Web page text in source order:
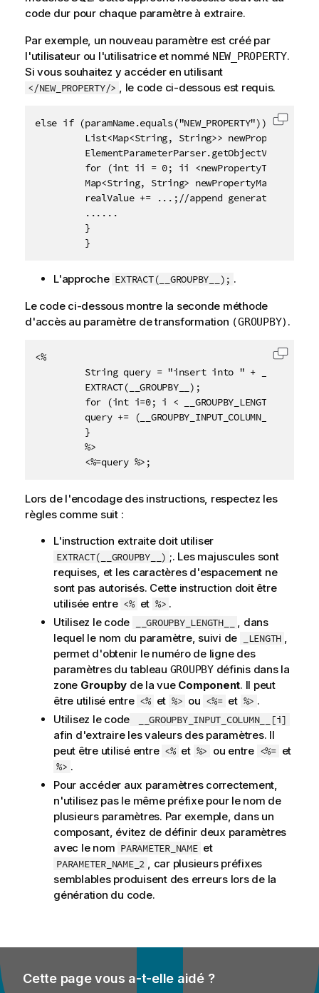
code dur pour chaque paramètre à extraire.
Par exemple, un nouveau paramètre est créé par
l'utilisateur ou l'utilisatrice et nommé NEW_PROPERTY.
Si vous souhaitez y accéder en utilisant
</NEW_PROPERTY/> , le code ci-dessous est requis.
else if (paramName.equals("NEW_PROPERTY")) {
List<Map<String, String>>
for (int ii = 0; ii
Map<String, String> newPropertyMap
         realValue += ...;//append generated codes
         ......
         }
         }
Copier
L'approche EXTRACT(__GROUPBY__); .
Le code ci-dessous montre la seconde méthode
d'accès au paramètre de transformation (GROUPBY) .
<%
String query = "insert into " +
         EXTRACT(__GROUPBY__);
for (int i=0; i < __GROUPBY_LENGTH__ ;
query += (__GROUPBY_INPUT_COLUMN__[i] + "
         }
         %>
         <%=query %>;
Copier
Lors de l'encodage des instructions, respectez les
règles comme suit :
L'instruction extraite doit utiliser
EXTRACT(__GROUPBY__) ;. Les majuscules sont
requises, et les caractères d'espacement ne
sont pas autorisés. Cette instruction doit être
utilisée entre <% et %> .
Utilisez le code
__GROUPBY_LENGTH__
, dans
lequel le nom du paramètre, suivi de
_LENGTH ,
permet d'obtenir le numéro de ligne des
paramètres du tableau GROUPBYdéfinis dans la
zone Groupby de la vue Component. Il peut
être utilisé entre <% et %> ou <%= et %> .
Utilisez le code
__GROUPBY_INPUT_COLUMN__[i]
afin d'extraire les valeurs des paramètres. Il
peut être utilisé entre <% et %> ou entre <%= et
%> .
Pour accéder aux paramètres correctement,
n'utilisez pas le même préfixe pour le nom de
plusieurs paramètres. Par exemple, dans un
composant, évitez de définir deux paramètres
avec le nom PARAMETER_NAME et
PARAMETER_NAME_2 , car plusieurs préfixes
semblables produisent des erreurs lors de la
génération du code.
Cette page vous a-t-elle aidé ?